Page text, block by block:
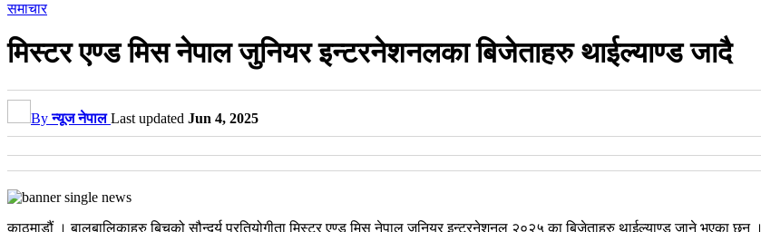
समाचार
मिस्टर एण्ड मिस नेपाल जुनियर इन्टरनेशनलका बिजेताहरु थाईल्याण्ड जादै
Byन्यूज नेपाल Last updated Jun 4, 2025
काठमाडौं । बालबालिकाहरु बिचको सौन्दर्य प्रतियोगीता मिस्टर एण्ड मिस नेपाल जुनियर इन्टरनेशनल २०२५ का बिजेताहरु थाईल्याण्ड जाने भएका छन् ।